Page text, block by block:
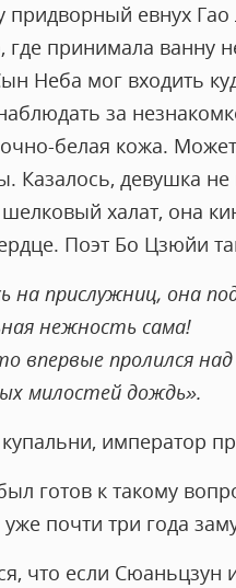
придворный евнух
где принимала ванну
Неба мог входить
за
белая кожа.
Казалось, девушка не
халат, она
Поэт Бо Цзюйи
на прислужниц, она
нежность сама!
впервые пролился
милостей дождь».
император
готов к такому
уже почти три года
что если